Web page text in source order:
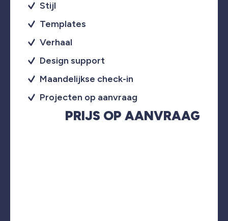
Stijl
Templates
Verhaal
Design support
Maandelijkse check-in
Projecten op aanvraag
PRIJS OP AANVRAAG